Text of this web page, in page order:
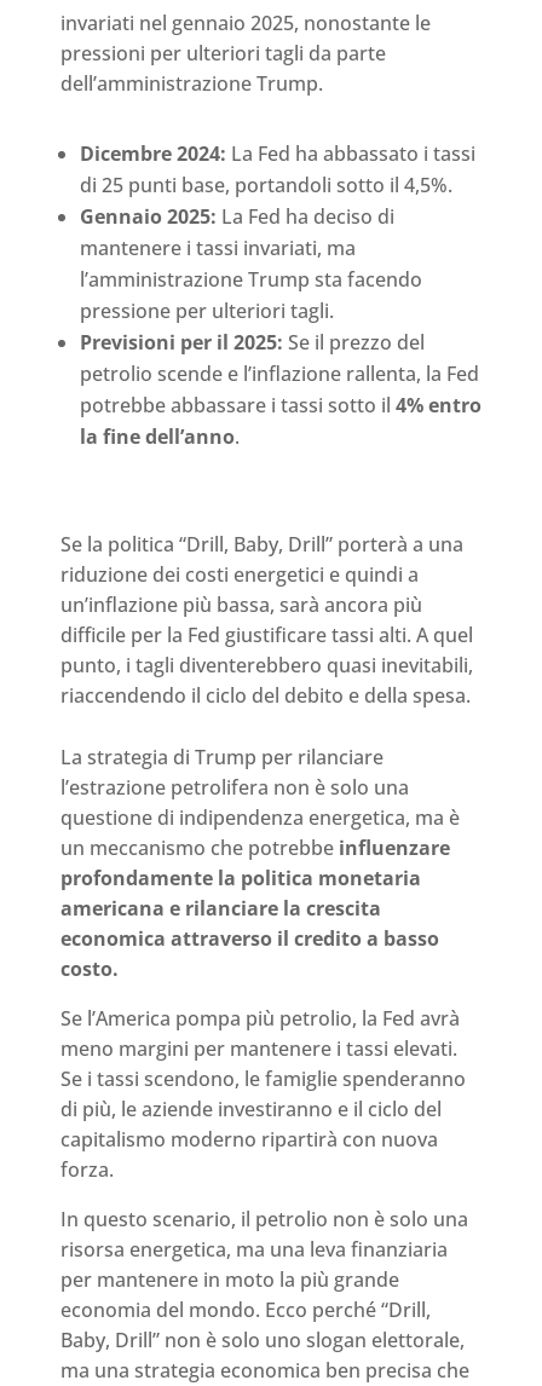
invariati nel gennaio 2025, nonostante le
pressioni per ulteriori tagli da parte
dell’amministrazione Trump.
Dicembre 2024: La Fed ha abbassato i tassi
di 25 punti base, portandoli sotto il 4,5%.
Gennaio 2025: La Fed ha deciso di
mantenere i tassi invariati, ma
l’amministrazione Trump sta facendo
pressione per ulteriori tagli.
Previsioni per il 2025: Se il prezzo del
petrolio scende e l’inflazione rallenta, la Fed
potrebbe abbassare i tassi sotto il 4% entro
la fine dell’anno.
Se la politica “Drill, Baby, Drill” porterà a una
riduzione dei costi energetici e quindi a
un’inflazione più bassa, sarà ancora più
difficile per la Fed giustificare tassi alti. A quel
punto, i tagli diventerebbero quasi inevitabili,
riaccendendo il ciclo del debito e della spesa.
La strategia di Trump per rilanciare
l’estrazione petrolifera non è solo una
questione di indipendenza energetica, ma è
un meccanismo che potrebbe influenzare
profondamente la politica monetaria
americana e rilanciare la crescita
economica attraverso il credito a basso
costo.
Se l’America pompa più petrolio, la Fed avrà
meno margini per mantenere i tassi elevati.
Se i tassi scendono, le famiglie spenderanno
di più, le aziende investiranno e il ciclo del
capitalismo moderno ripartirà con nuova
forza.
In questo scenario, il petrolio non è solo una
risorsa energetica, ma una leva finanziaria
per mantenere in moto la più grande
economia del mondo. Ecco perché “Drill,
Baby, Drill” non è solo uno slogan elettorale,
ma una strategia economica ben precisa che